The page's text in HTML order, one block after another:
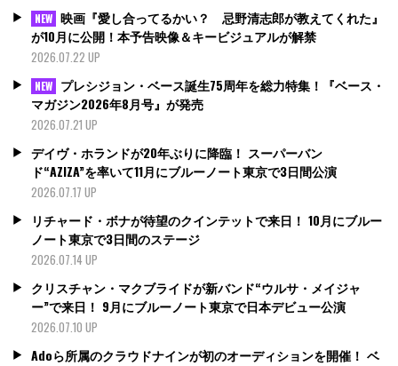
NEW 映画『愛し合ってるかい？ 忌野清志郎が教えてくれた』
が10月に公開！本予告映像＆キービジュアルが解禁
2026.07.22 UP
NEW プレシジョン・ベース誕生75周年を総力特集！『ベース・
マガジン2026年8月号』が発売
2026.07.21 UP
デイヴ・ホランドが20年ぶりに降臨！ スーパーバン
ド“AZIZA”を率いて11月にブルーノート東京で3日間公演
2026.07.17 UP
リチャード・ボナが待望のクインテットで来日！ 10月にブルー
ノート東京で3日間のステージ
2026.07.14 UP
クリスチャン・マクブライドが新バンド“ウルサ・メイジャ
ー”で来日！ 9月にブルーノート東京で日本デビュー公演
2026.07.10 UP
Adoら所属のクラウドナインが初のオーディションを開催！ ベ